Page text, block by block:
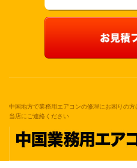
中国地方で業務用エアコンの修理にお困りの方
当店にご連絡ください